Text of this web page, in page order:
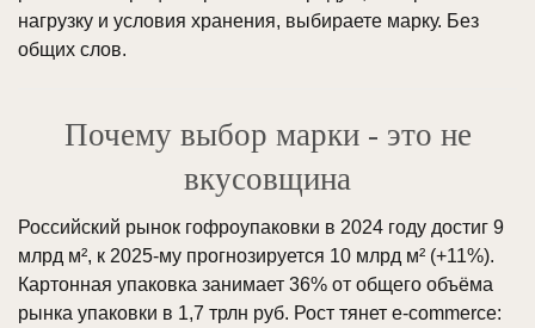
нагрузку и условия хранения, выбираете марку. Без
общих слов.
Почему выбор марки - это не
вкусовщина
Российский рынок гофроупаковки в 2024 году достиг 9
млрд м², к 2025-му прогнозируется 10 млрд м² (+11%).
Картонная упаковка занимает 36% от общего объёма
рынка упаковки в 1,7 трлн руб. Рост тянет e-commerce: